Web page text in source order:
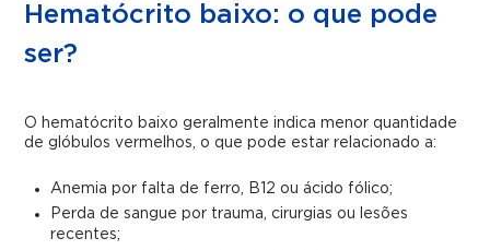
Hematócrito baixo: o que pode
ser?
O hematócrito baixo geralmente indica menor quantidade
de glóbulos vermelhos, o que pode estar relacionado a:
Anemia por falta de ferro, B12 ou ácido fólico;
Perda de sangue por trauma, cirurgias ou lesões
recentes;